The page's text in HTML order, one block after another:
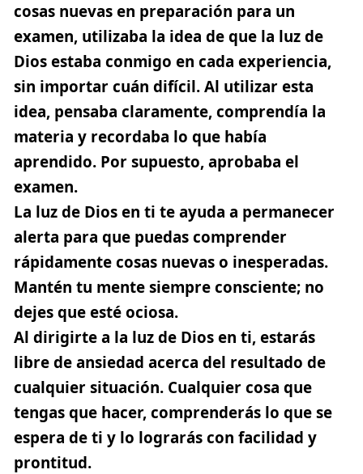
cosas nuevas en preparación para un
examen, utilizaba la idea de que la luz de
Dios estaba conmigo en cada experiencia,
sin importar cuán difícil. Al utilizar esta
idea, pensaba claramente, comprendía la
materia y recordaba lo que había
aprendido. Por supuesto, aprobaba el
examen.
La luz de Dios en ti te ayuda a permanecer
alerta para que puedas comprender
rápidamente cosas nuevas o inesperadas.
Mantén tu mente siempre consciente; no
dejes que esté ociosa.
Al dirigirte a la luz de Dios en ti, estarás
libre de ansiedad acerca del resultado de
cualquier situación. Cualquier cosa que
tengas que hacer, comprenderás lo que se
espera de ti y lo lograrás con facilidad y
prontitud.